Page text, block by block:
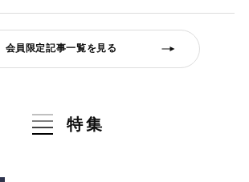
会員限定記事一覧を見る
特集